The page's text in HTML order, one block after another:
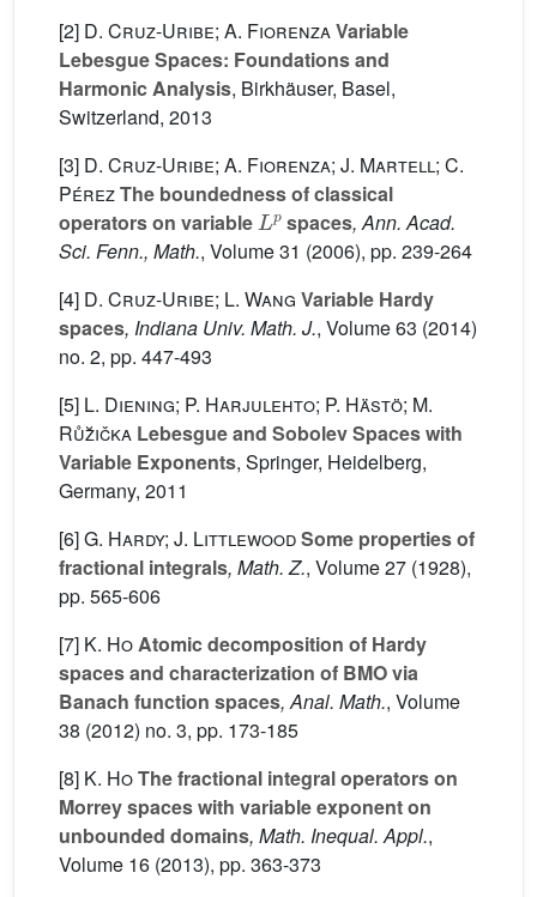
[2] D. Cruz-Uribe; A. FiorenzaVariable
Lebesgue Spaces: Foundations and
Harmonic Analysis, Birkhäuser, Basel,
Switzerland, 2013
[3] D. Cruz-Uribe; A. Fiorenza; J. Martell; C.
PérezThe boundedness of classical
operators on variable
Lp
spaces, Ann. Acad.
Sci. Fenn., Math., Volume 31 (2006), pp. 239-264
[4] D. Cruz-Uribe; L. Wang Variable Hardy
spaces, Indiana Univ. Math. J., Volume 63 (2014)
no. 2, pp. 447-493
[5] L. Diening; P. Harjulehto; P. Hästö; M.
Růz̆ička Lebesgue and Sobolev Spaces with
Variable Exponents, Springer, Heidelberg,
Germany, 2011
[6]G. Hardy; J. LittlewoodSome properties of
fractional integrals, Math. Z., Volume 27 (1928),
pp. 565-606
[7] K. HoAtomic decomposition of Hardy
spaces and characterization of BMO via
Banach function spaces, Anal. Math., Volume
38 (2012) no. 3, pp. 173-185
[8] K. HoThe fractional integral operators on
Morrey spaces with variable exponent on
unbounded domains, Math. Inequal. Appl.,
Volume 16 (2013), pp. 363-373